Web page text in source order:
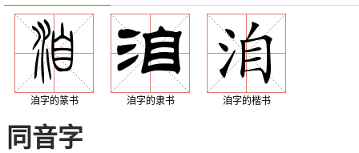
洎字的篆书 洎字的隶书 洎字的楷书
同音字